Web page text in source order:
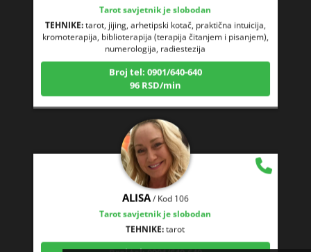
tarot, jijing, arhetipski kotač, praktična intuicija,
kromoterapija, biblioterapija (terapija čitanjem i pisanjem),
numerologija, radiestezija
Broj tel: 0901/640-640
96 RSD/min
ALISA/ Kod 106
Tarot savjetnik je slobodan
TEHNIKE:tarot
Broj tel: 0901/640-640
96 RSD/min